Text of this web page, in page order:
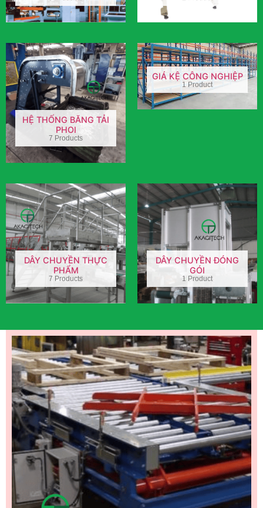
HỆ THỐNG BĂNG TẢI
PHOI
7 Products
GIÁ KỆ CÔNG NGHIỆP
1 Product
DÂY CHUYỀN THỰC
PHẨM
7 Products
DÂY CHUYỀN ĐÓNG
GÓI
1 Product